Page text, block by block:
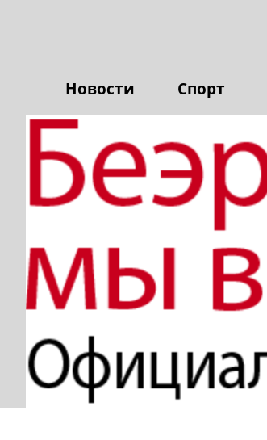
Новости Спорт